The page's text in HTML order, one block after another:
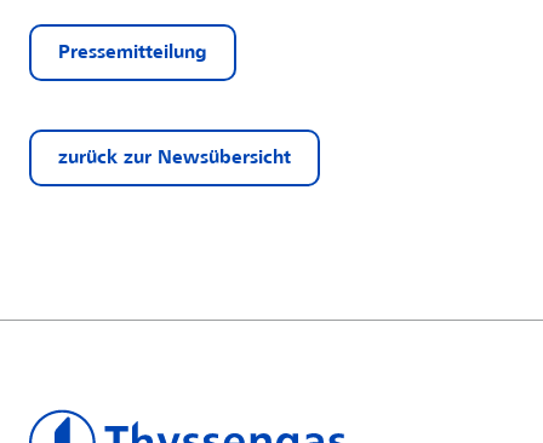
Pressemitteilung
zurück zur Newsübersicht